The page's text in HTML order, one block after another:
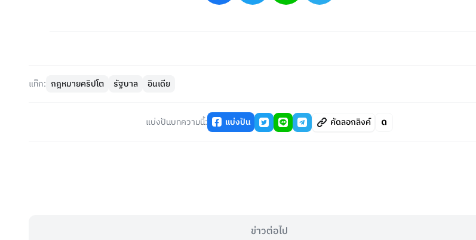
แท็ก: กฎหมายคริปโต รัฐบาล อินเดีย
แบ่งปันบทความนี้: แบ่งปัน คัดลอกลิงค์
ข่าวต่อไป